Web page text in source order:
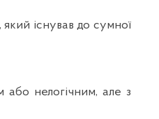
існував до сумної
або нелогічним, але з